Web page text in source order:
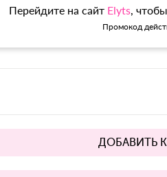
Перейдите на сайт Elyts,
Промокод
ДОБАВИТЬ